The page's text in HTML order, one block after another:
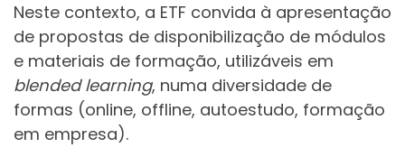
Neste contexto, a ETF convida à apresentação
de propostas de disponibilização de módulos
e materiais de formação, utilizáveis em
blended learning, numa diversidade de
formas (online, offline, autoestudo, formação
em empresa).